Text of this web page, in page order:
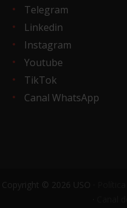
Telegram
Linkedin
Instagram
Youtube
TikTok
Canal WhatsApp
Copyright © 2026 USO ·